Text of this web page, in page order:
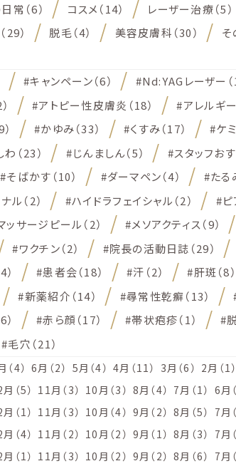
常（6）
コスメ（14） レーザー治療（5）
）
脱毛（4） 美容皮膚科（30） そ
#キャンペーン（6） #Nd:YAGレーザー（
#アトピー性皮膚炎（18） #アレルギー
#かゆみ（33） #くすみ（17） #ケ
わ（23） #じんましん（5） #スタッフおす
#そばかす（10） #ダーマペン（4） #たる
ル（2）
#ハイドラフェイシャル（2） #ピ
ッサージピール（2） #メソアクティス（9）
#ワクチン（2） #院長の活動日誌（29）
#患者会（18） #汗（2） #肝斑（8）
#新薬紹介（14） #尋常性乾癬（13）
#赤ら顔（17） #帯状疱疹（1） #
#毛穴（21）
（4） 6月（2） 5月（4） 4月（11） 3月（6） 2月（1）
（5） 11月（3） 10月（3） 8月（4） 7月（1） 6月
（1） 11月（3） 10月（4） 9月（2） 8月（5） 7月
（4） 11月（2） 10月（2） 9月（1） 8月（3） 7月
（1） 11月（3） 10月（2） 9月（2） 8月（6） 7月